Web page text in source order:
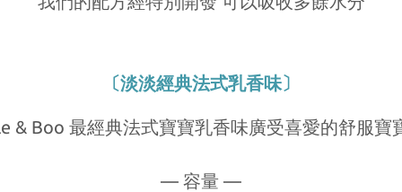
〔淡淡經典法式乳香味〕
& Boo 最經典法式寶寶乳香味廣受喜愛的舒服寶
— 容量 —